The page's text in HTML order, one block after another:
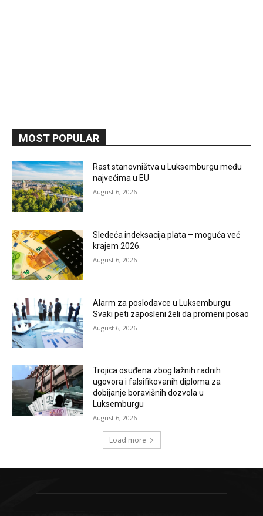
MOST POPULAR
Rast stanovništva u Luksemburgu među
najvećima u EU
August 6, 2026
Sledeća indeksacija plata – moguća već
krajem 2026.
August 6, 2026
Alarm za poslodavce u Luksemburgu:
Svaki peti zaposleni želi da promeni posao
August 6, 2026
Trojica osuđena zbog lažnih radnih
ugovora i falsifikovanih diploma za
dobijanje boravišnih dozvola u
Luksemburgu
August 6, 2026
Load more